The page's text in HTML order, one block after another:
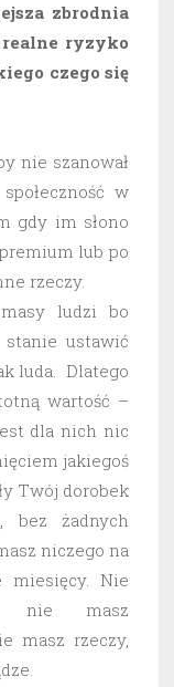
zbrodnia
ryzyko
czego się
nie szanował
w
gdy im słono
lub po
rzeczy.
ludzi bo
ustawić
luda. Dlatego
wartość –
dla nich nic
jakiegoś
Twój dorobek
bez żadnych
niczego na
miesięcy. Nie
nie masz
masz rzeczy,